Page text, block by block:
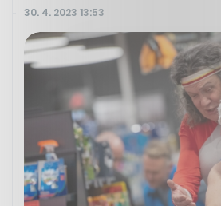
30. 4. 2023 13:53